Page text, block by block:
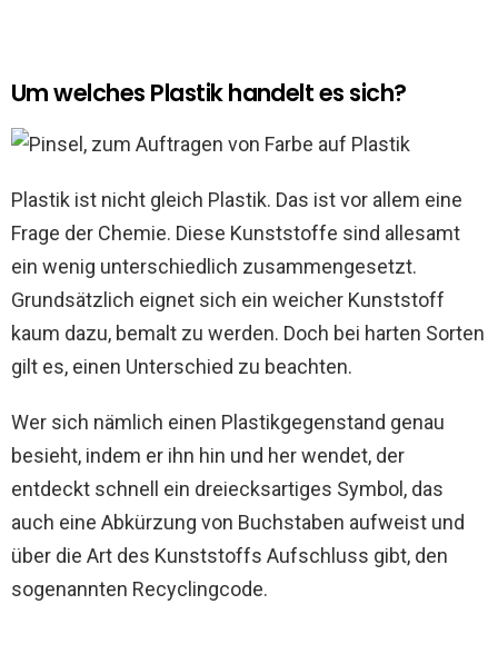
Um welches Plastik handelt es sich?
Plastik ist nicht gleich Plastik. Das ist vor allem eine
Frage der Chemie. Diese Kunststoffe sind allesamt
ein wenig unterschiedlich zusammengesetzt.
Grundsätzlich eignet sich ein weicher Kunststoff
kaum dazu, bemalt zu werden. Doch bei harten Sorten
gilt es, einen Unterschied zu beachten.
Wer sich nämlich einen Plastikgegenstand genau
besieht, indem er ihn hin und her wendet, der
entdeckt schnell ein dreiecksartiges Symbol, das
auch eine Abkürzung von Buchstaben aufweist und
über die Art des Kunststoffs Aufschluss gibt, den
sogenannten Recyclingcode.